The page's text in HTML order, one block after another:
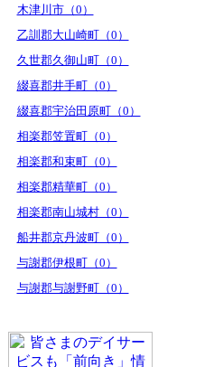
木津川市（0）
乙訓郡大山崎町（0）
久世郡久御山町（0）
綴喜郡井手町（0）
綴喜郡宇治田原町（0）
相楽郡笠置町（0）
相楽郡和束町（0）
相楽郡精華町（0）
相楽郡南山城村（0）
船井郡京丹波町（0）
与謝郡伊根町（0）
与謝郡与謝野町（0）